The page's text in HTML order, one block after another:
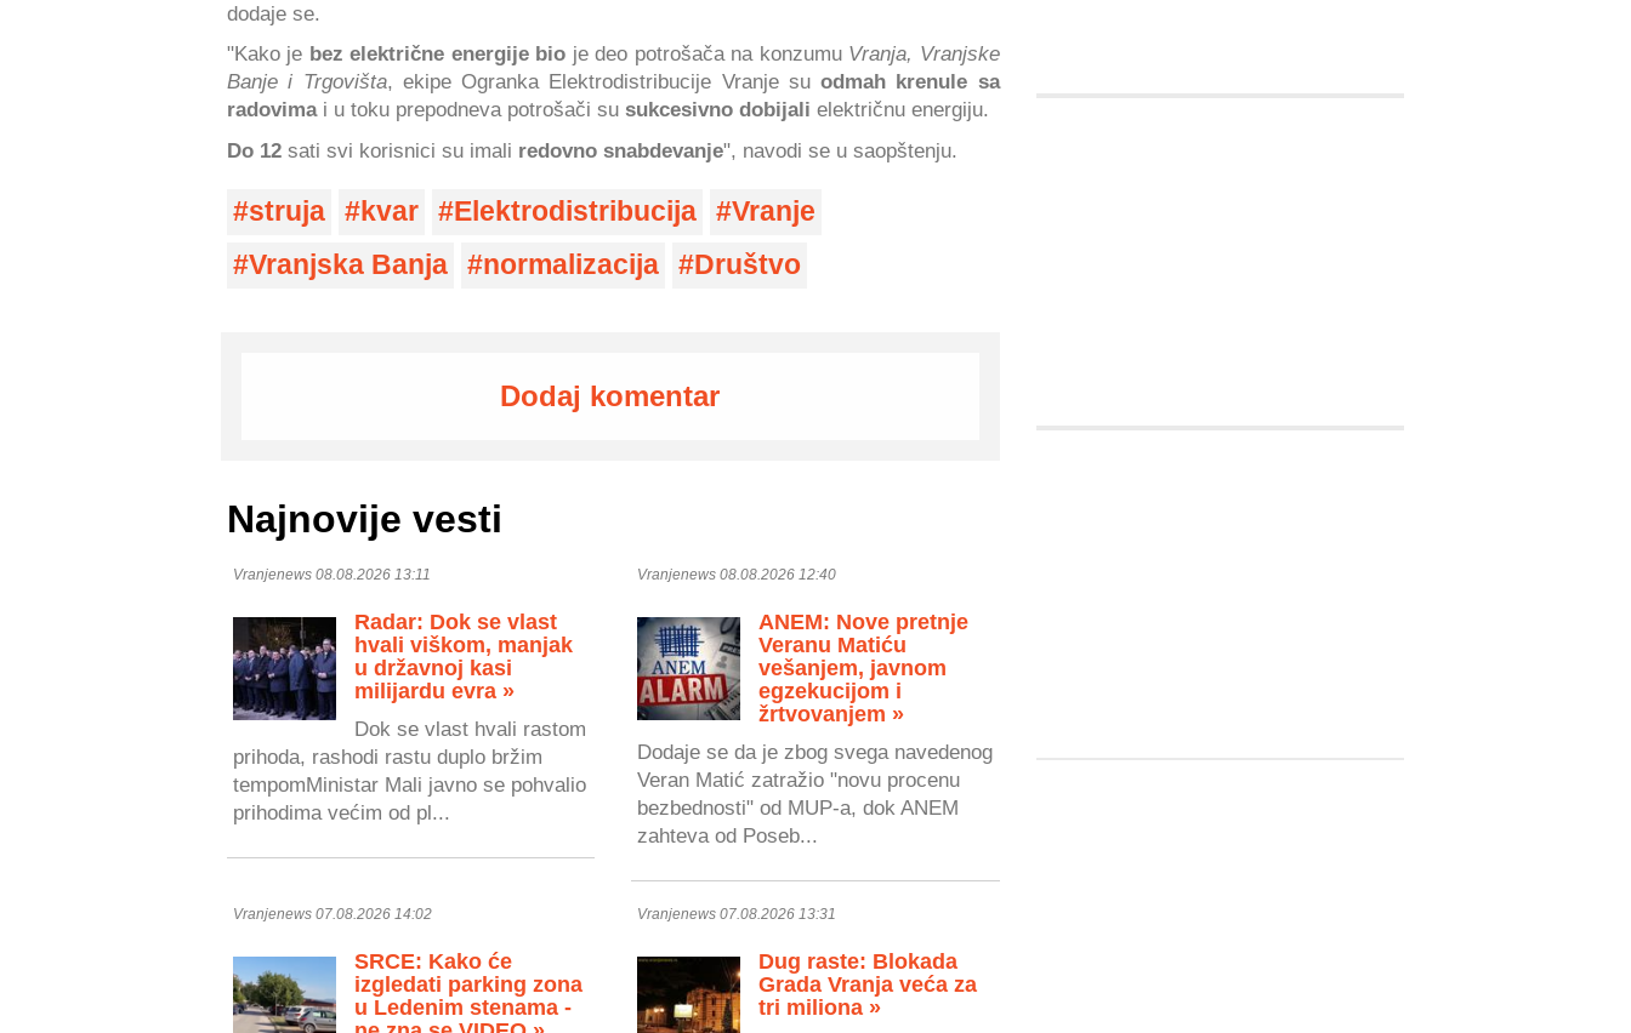
dodaje se.
"Kako je bez električne energije bio je deo potrošača na konzumu Vranja, Vranjske
Banje i Trgovišta, ekipe Ogranka Elektrodistribucije Vranje suodmah krenule sa
radovimai u toku prepodneva potrošači su sukcesivno dobijali električnu energiju.
Do 12 sati svi korisnici su imali redovno snabdevanje", navodi se u saopštenju.
struja kvar Elektrodistribucija
Vranje
Vranjska Banja
normalizacija Društvo
Dodaj komentar
Najnovije vesti
Vranjenews 08.08.2026 13:11
Radar: Dok se vlast
hvali viškom, manjak
u državnoj kasi
milijardu evra »
Dok se vlast hvali rastom
prihoda, rashodi rastu duplo bržim
tempomMinistar Mali javno se pohvalio
prihodima većim od pl...
Vranjenews 08.08.2026 12:40
ANEM: Nove pretnje
Veranu Matiću
vešanjem, javnom
egzekucijom i
žrtvovanjem »
Dodaje se da je zbog svega navedenog
Veran Matić zatražio "novu procenu
bezbednosti" od MUP-a, dok ANEM
zahteva od Poseb...
Vranjenews 07.08.2026 14:02
SRCE: Kako će
izgledati parking zona
u Ledenim stenama -
Vranjenews 07.08.2026 13:31
Dug raste: Blokada
Grada Vranja veća za
tri miliona »